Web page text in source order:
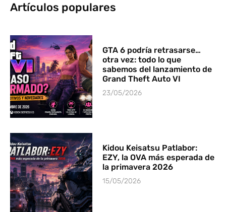
Artículos populares
GTA 6 podría retrasarse…
otra vez: todo lo que
sabemos del lanzamiento de
Grand Theft Auto VI
23/05/2026
Kidou Keisatsu Patlabor:
EZY, la OVA más esperada de
la primavera 2026
15/05/2026